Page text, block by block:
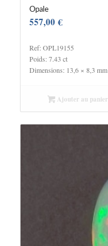
Opale
557,00€
Ref: OPL19155
Poids: 7.43 ct
Dimensions: 13,6 × 8,3 mm
Ajouter au panier